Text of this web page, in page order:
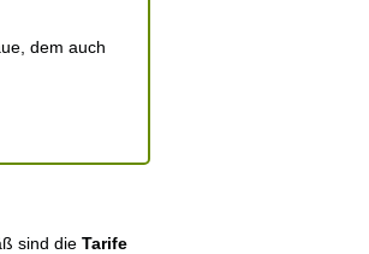
dem auch
sind die Tarife